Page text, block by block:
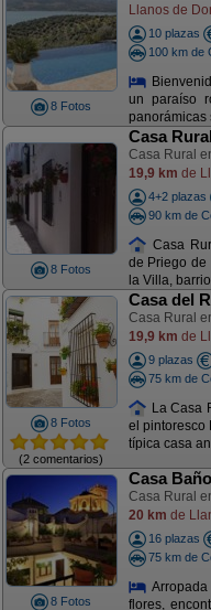
8 Fotos
Llanos de
10 plazas
100 km de
un paraíso
panorámicas
8 Fotos
Casa
Casa Rural
19,9 km de
4+2 plazas
90 km de
Casa
de Priego de
la Villa,
8 Fotos
(2 comentarios)
Casa del
Casa Rural
19,9 km de
9 plazas
75 km de
La Casa
el pintoresco
típica casa
8 Fotos
Casa
Casa Rural
20 km de
16 plazas
75 km de
flores,